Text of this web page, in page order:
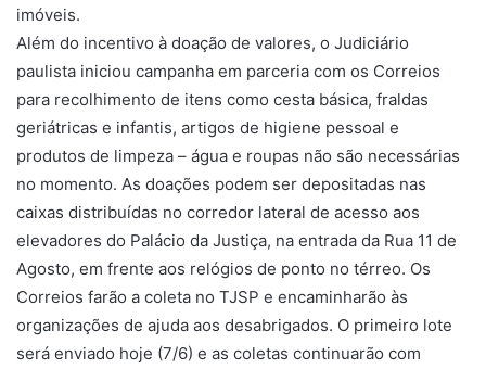
imóveis.
Além do incentivo à doação de valores, o Judiciário
paulista iniciou campanha em parceria com os Correios
para recolhimento de itens como cesta básica, fraldas
geriátricas e infantis, artigos de higiene pessoal e
produtos de limpeza – água e roupas não são necessárias
no momento. As doações podem ser depositadas nas
caixas distribuídas no corredor lateral de acesso aos
elevadores do Palácio da Justiça, na entrada da Rua 11 de
Agosto, em frente aos relógios de ponto no térreo. Os
Correios farão a coleta no TJSP e encaminharão às
organizações de ajuda aos desabrigados. O primeiro lote
será enviado hoje (7/6) e as coletas continuarão com